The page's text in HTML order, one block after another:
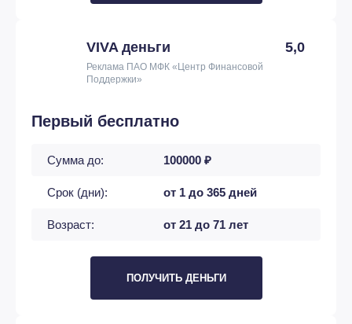
VIVA деньги 5,0
Реклама ПАО МФК «Центр Финансовой
Поддержки»
Первый бесплатно
Сумма до: 100000 ₽
Срок (дни): от 1 до 365 дней
Возраст: от 21 до 71 лет
ПОЛУЧИТЬ ДЕНЬГИ